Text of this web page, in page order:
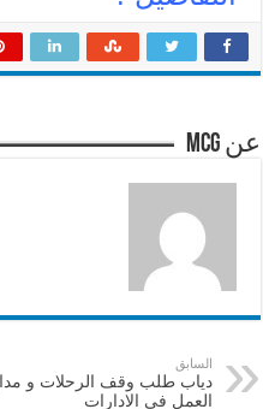
عن mcg
السابق
دياب طلب وقف الرحلات و
العمل في الادارات